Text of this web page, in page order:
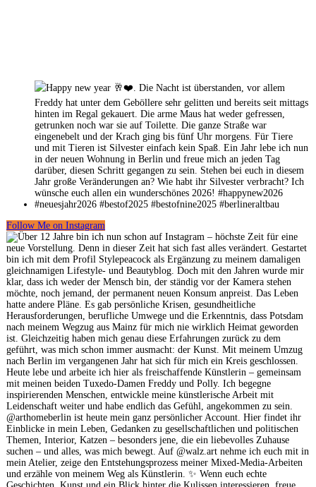
Follow Me on Instagram